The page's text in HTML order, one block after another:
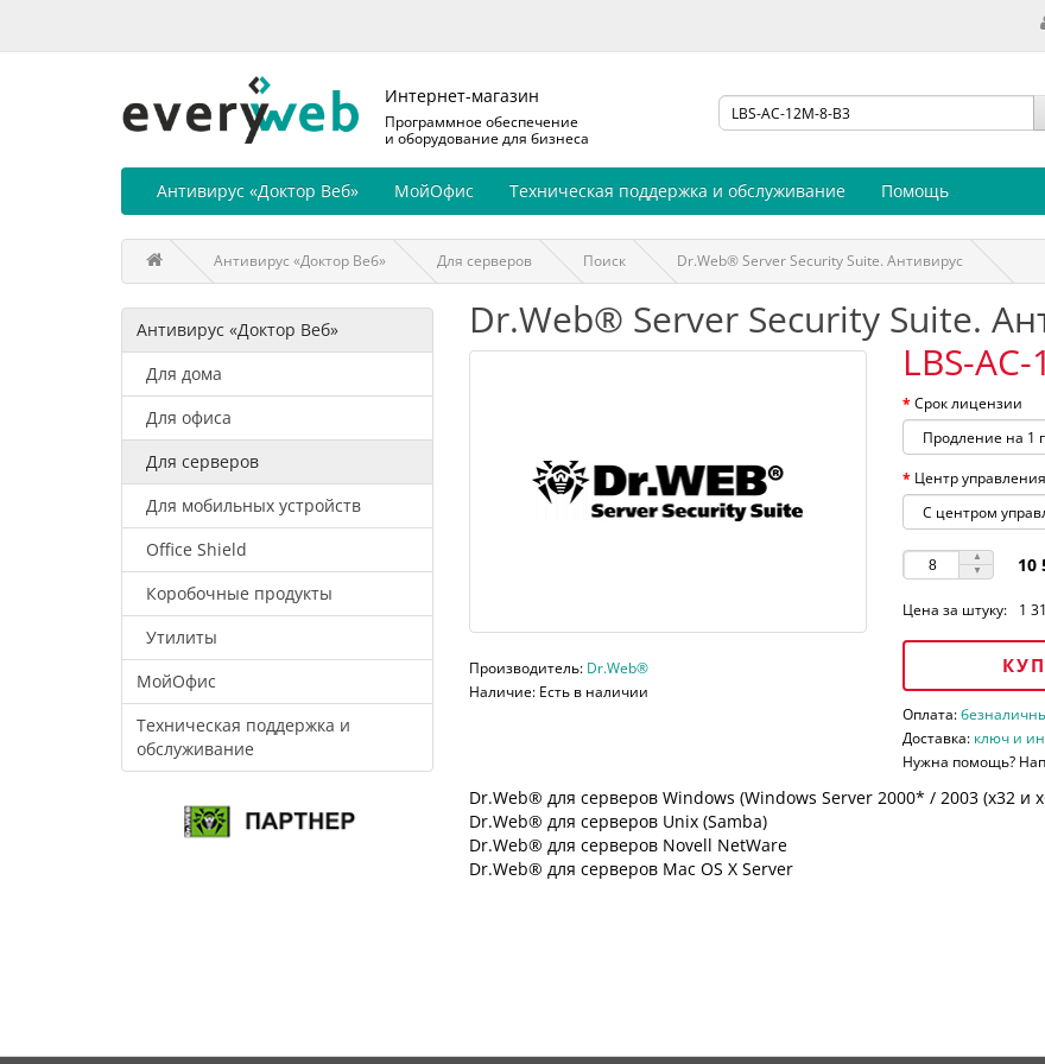
Интернет-магазин
Программное обеспечение
и оборудование для бизнеса
Антивирус «Доктор Веб» МойОфис Техническая поддержка и обслуживание Помощь
Антивирус «Доктор Веб» Для серверов Поиск Dr.Web® Server Security Suite. Антивирус
Антивирус «Доктор Веб»
Для дома
Для офиса
Для серверов
Для мобильных устройств
Office Shield
Коробочные продукты
Утилиты
МойОфис
Техническая поддержка и
обслуживание
Dr.Web® Server Security Suite.
Производитель: Dr.Web®
Наличие: Есть в наличии
LBS-
Срок лицензии
Центр управления
10
Цена за штуку: 1
Оплата:
Доставка: ключ и
Нужна помощь?
Dr.Web® для серверов Windows (Windows Server 2000* / 2003 (х32 и
Dr.Web® для серверов Unix (Samba)
Dr.Web® для серверов Novell NetWare
Dr.Web® для серверов Mac OS X Server